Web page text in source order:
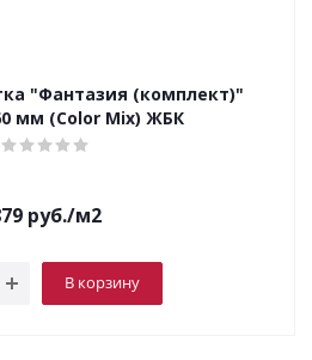
"Фантазия (комплект)"
мм (Color Mix) ЖБК
руб./м2
В корзину